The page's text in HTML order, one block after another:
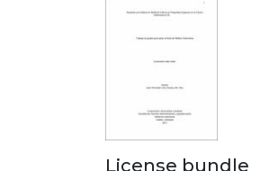
License bundle